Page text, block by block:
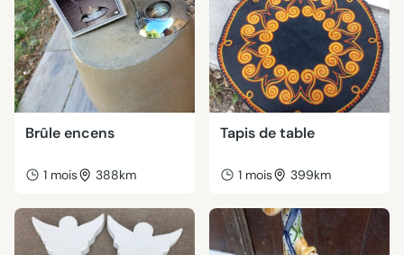
Brûle encens
1 mois 388km
Tapis de table
1 mois 399km